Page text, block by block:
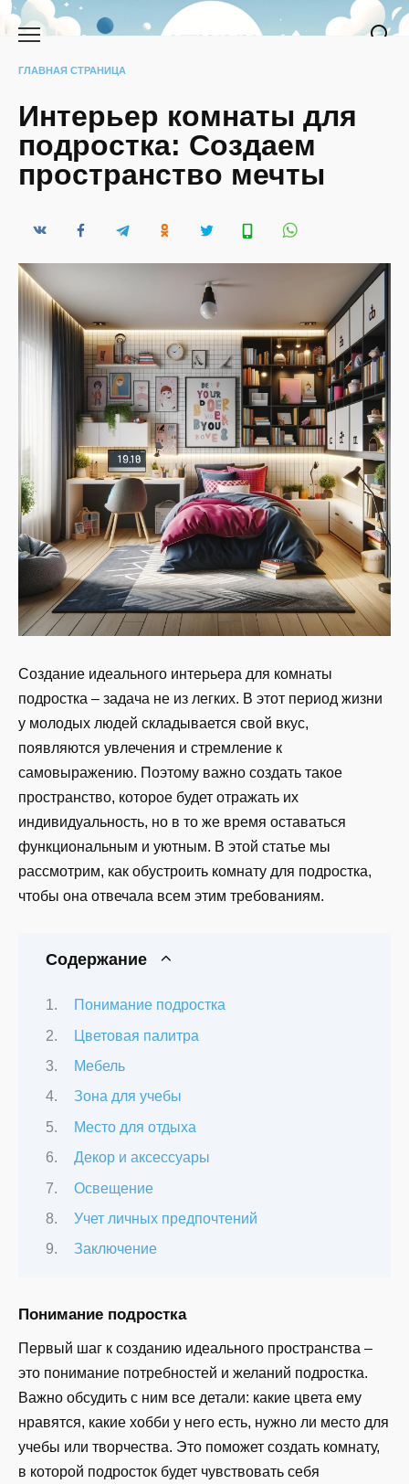
Перейти
ГЛАВНАЯ СТРАНИЦА
Интерьер комнаты для
подростка: Создаем
пространство мечты
Создание идеального интерьера для комнаты
подростка – задача не из легких. В этот период жизни
у молодых людей складывается свой вкус,
появляются увлечения и стремление к
самовыражению. Поэтому важно создать такое
пространство, которое будет отражать их
индивидуальность, но в то же время оставаться
функциональным и уютным. В этой статье мы
рассмотрим, как обустроить комнату для подростка,
чтобы она отвечала всем этим требованиям.
Содержание
Понимание подростка
Цветовая палитра
Мебель
Зона для учебы
Место для отдыха
Декор и аксессуары
Освещение
Учет личных предпочтений
Заключение
Понимание подростка
Первый шаг к созданию идеального пространства –
это понимание потребностей и желаний подростка.
Важно обсудить с ним все детали: какие цвета ему
нравятся, какие хобби у него есть, нужно ли место для
учебы или творчества. Это поможет создать комнату,
в которой подросток будет чувствовать себя